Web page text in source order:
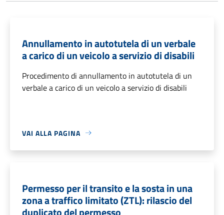
Annullamento in autotutela di un verbale
a carico di un veicolo a servizio di disabili
Procedimento di annullamento in autotutela di un
verbale a carico di un veicolo a servizio di disabili
VAI ALLA PAGINA
Permesso per il transito e la sosta in una
zona a traffico limitato (ZTL): rilascio del